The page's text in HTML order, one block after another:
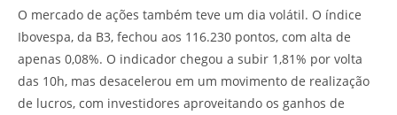
O mercado de ações também teve um dia volátil. O índice
Ibovespa, da B3, fechou aos 116.230 pontos, com alta de
apenas 0,08%. O indicador chegou a subir 1,81% por volta
das 10h, mas desacelerou em um movimento de realização
de lucros, com investidores aproveitando os ganhos de